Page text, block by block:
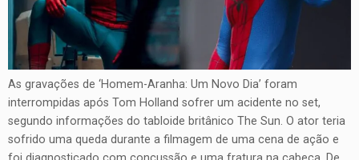
As gravações de ‘Homem-Aranha: Um Novo Dia’ foram
interrompidas após Tom Holland sofrer um acidente no set,
segundo informações do tabloide britânico The Sun. O ator teria
sofrido uma queda durante a filmagem de uma cena de ação e